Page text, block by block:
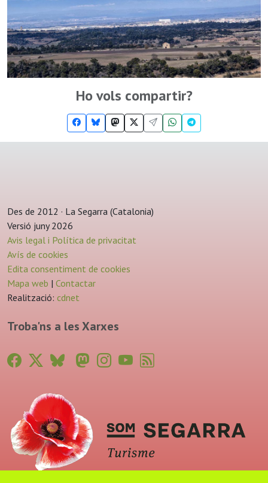
Ho vols compartir?
Des de 2012 · La Segarra (Catalonia)
Versió juny 2026
Avis legal i Política de privacitat
Avís de cookies
Edita consentiment de cookies
Mapa web | Contactar
Realització: cdnet
Troba'ns a les Xarxes